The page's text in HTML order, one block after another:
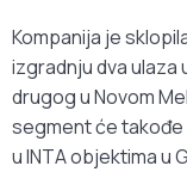
Kompanija je
izgradnju dva ulaza
drugog u Novom
segment će
u INTA objektima u